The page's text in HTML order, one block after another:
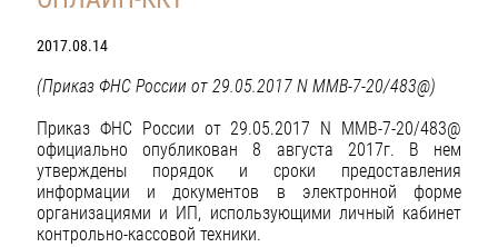
2017.08.14
(Приказ ФНС России от 29.05.2017 N ММВ-7-20/483@)
Приказ ФНС России от 29.05.2017 N ММВ-7-20/483@
официально опубликован 8 августа 2017г. В нем
утверждены порядок и сроки предоставления
информации и документов в электронной форме
организациями и ИП, использующими личный кабинет
контрольно-кассовой техники.